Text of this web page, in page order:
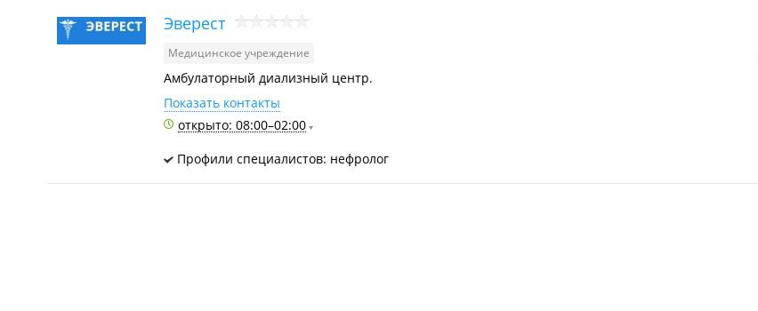
Эверест
Медицинское учреждение
Амбулаторный диализный центр.
Показать контакты
открыто: 08:00–02:00
Профили специалистов: нефролог